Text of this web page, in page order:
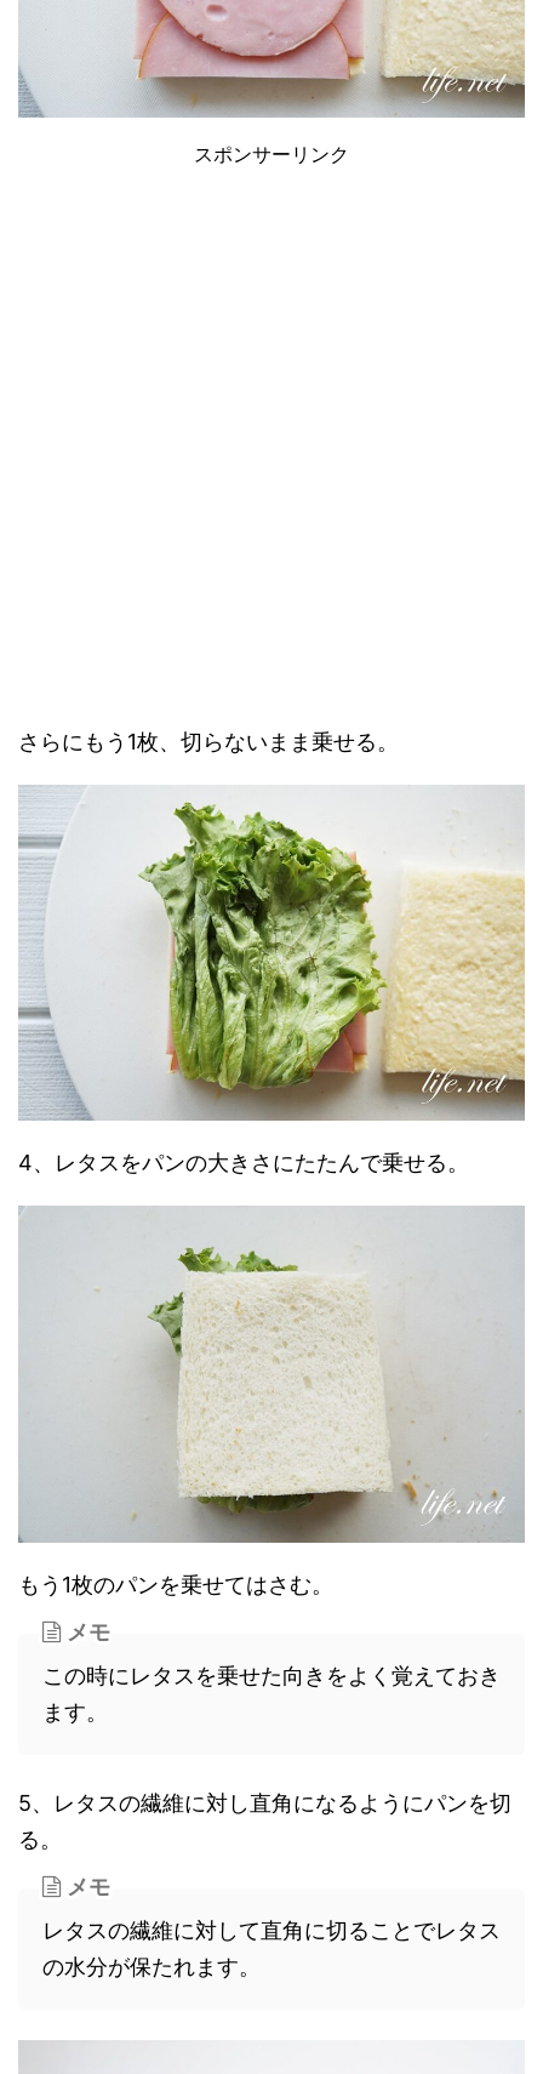
スポンサーリンク
さらにもう1枚、切らないまま乗せる。
4、レタスをパンの大きさにたたんで乗せる。
もう1枚のパンを乗せてはさむ。
メモ
この時にレタスを乗せた向きをよく覚えておき
ます。
5、レタスの繊維に対し直角になるようにパンを切
る。
メモ
レタスの繊維に対して直角に切ることでレタス
の水分が保たれます。